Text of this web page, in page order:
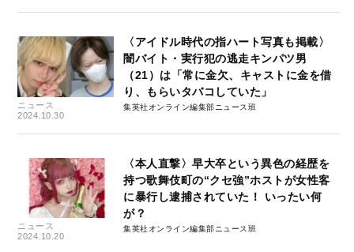
ニュース
2024.10.30
〈アイドル時代の指ハート写真も掲載〉
闇バイト・実行犯の逃走キンパツ男
（21）は「常に金欠、キャストに金を借
り、もらいタバコしていた」
集英社オンライン編集部ニュース班
ニュース
2024.10.20
〈本人直撃〉早大卒という異色の経歴を
持つ歌舞伎町の“クセ強”ホストが女性客
に暴行し逮捕されていた！ いったい何
が？
集英社オンライン編集部ニュース班